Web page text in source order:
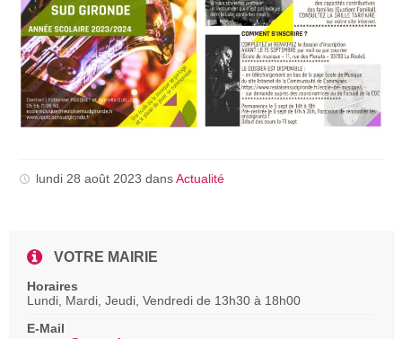
lundi 28 août 2023 dansActualité
VOTRE MAIRIE
Horaires
Lundi, Mardi, Jeudi, Vendredi de 13h30 à 18h00
E-Mail